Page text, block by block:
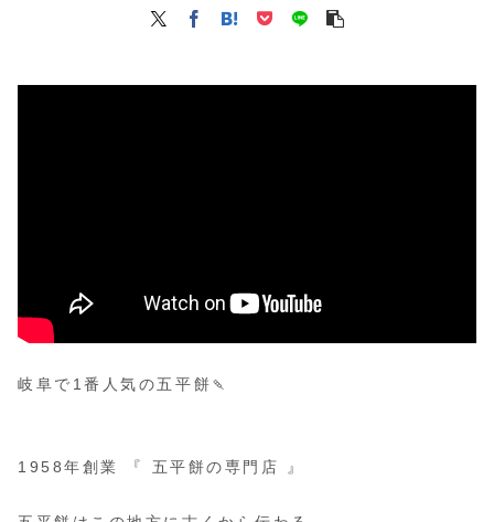
岐阜で1番人気の五平餅🍡
1958年創業 『 五平餅の専門店 』